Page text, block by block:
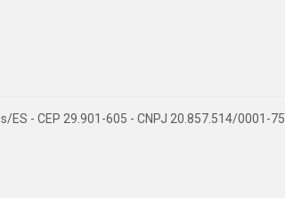
ES - CEP 29.901-605 - CNPJ 20.857.514/0001-75